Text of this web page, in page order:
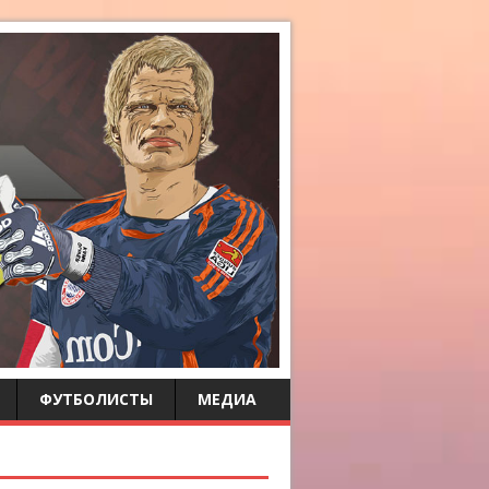
ФУТБОЛИСТЫ МЕДИА